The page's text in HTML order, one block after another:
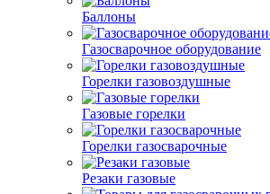
Баллоны
Газосварочное оборудование
Горелки газовоздушные
Газовые горелки
Горелки газосварочные
Резаки газовые